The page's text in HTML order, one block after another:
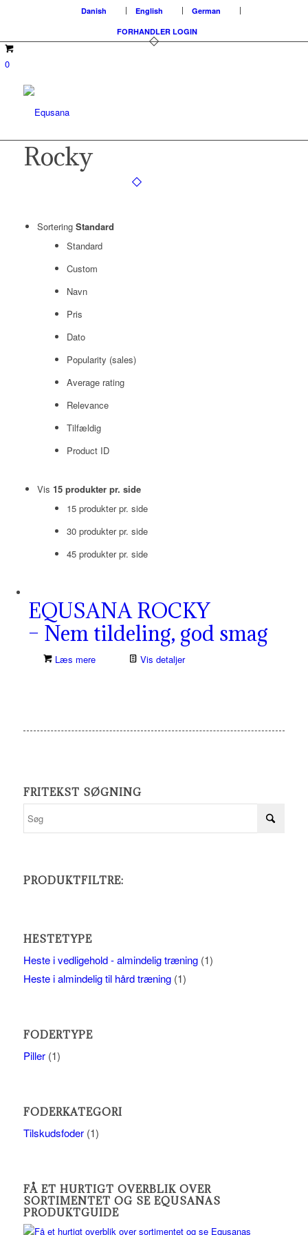
Danish English
German
FORHANDLER LOGIN
0
Rocky
Sortering Standard
Standard
Custom
Navn
Pris
Dato
Popularity (sales)
Average rating
Relevance
Tilfældig
Product ID
Vis 15 produkter pr. side
15 produkter pr. side
30 produkter pr. side
45 produkter pr. side
EQUSANA ROCKY
– Nem tildeling, god smag
Læs mere Vis detaljer
FRITEKST SØGNING
PRODUKTFILTRE:
HESTETYPE
Heste i vedligehold - almindelig træning (1)
Heste i almindelig til hård træning (1)
FODERTYPE
Piller (1)
FODERKATEGORI
Tilskudsfoder (1)
FÅ ET HURTIGT OVERBLIK OVER
SORTIMENTET OG SE EQUSANAS
PRODUKTGUIDE